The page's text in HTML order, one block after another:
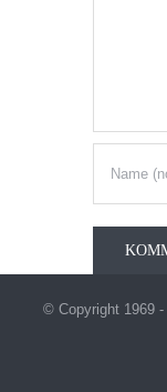
© Copyright 1969 -